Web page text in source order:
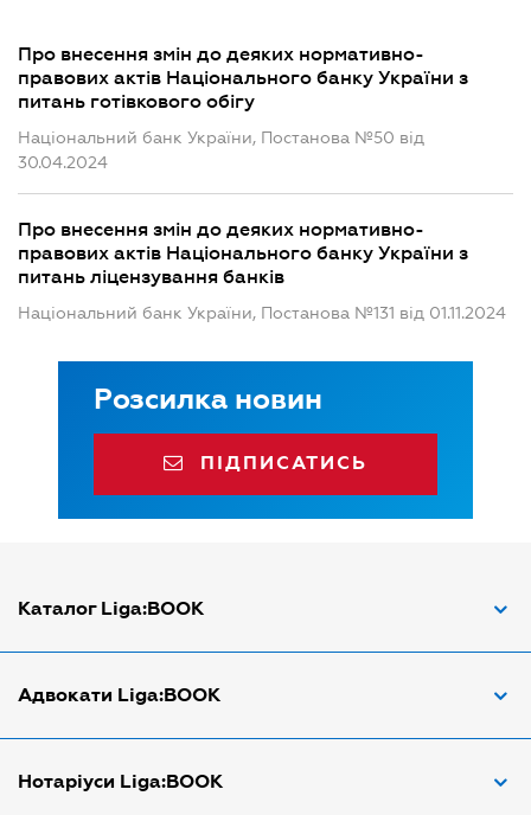
Про внесення змін до деяких нормативно-
правових актів Національного банку України з
питань готівкового обігу
Національний банк України, Постанова №50 від
30.04.2024
Про внесення змін до деяких нормативно-
правових актів Національного банку України з
питань ліцензування банків
Національний банк України, Постанова №131 від 01.11.2024
Розсилка новин
ПІДПИСАТИСЬ
Каталог Liga:BOOK
Адвокат по ДТП
Арбітражний керуючий
Адвокати Liga:BOOK
Адвокати Дніпра
Нотаріуси Liga:BOOK